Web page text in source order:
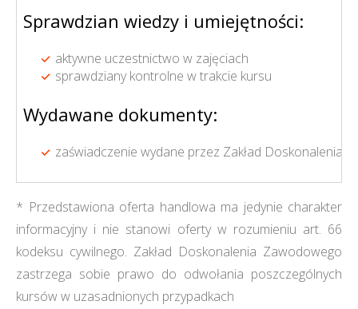
Sprawdzian wiedzy i umiejętności:
aktywne uczestnictwo w zajęciach
sprawdziany kontrolne w trakcie kursu
Wydawane dokumenty:
zaświadczenie wydane przez Zakład Doskonalenia
* Przedstawiona oferta handlowa ma jedynie charakter
informacyjny i nie stanowi oferty w rozumieniu art. 66
kodeksu cywilnego. Zakład Doskonalenia Zawodowego
zastrzega sobie prawo do odwołania poszczególnych
kursów w uzasadnionych przypadkach